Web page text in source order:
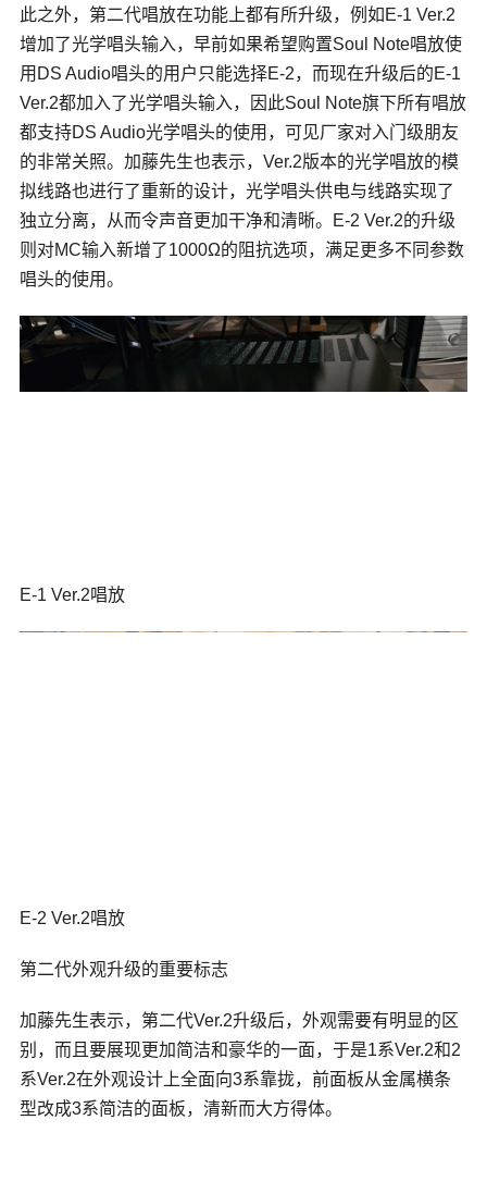
此之外，第二代唱放在功能上都有所升级，例如E-1 Ver.2
增加了光学唱头输入，早前如果希望购置Soul Note唱放使
用DS Audio唱头的用户只能选择E-2，而现在升级后的E-1
Ver.2都加入了光学唱头输入，因此Soul Note旗下所有唱放
都支持DS Audio光学唱头的使用，可见厂家对入门级朋友
的非常关照。加藤先生也表示，Ver.2版本的光学唱放的模
拟线路也进行了重新的设计，光学唱头供电与线路实现了
独立分离，从而令声音更加干净和清晰。E-2 Ver.2的升级
则对MC输入新增了1000Ω的阻抗选项，满足更多不同参数
唱头的使用。
E-1 Ver.2唱放
E-2 Ver.2唱放
第二代外观升级的重要标志
加藤先生表示，第二代Ver.2升级后，外观需要有明显的区
别，而且要展现更加简洁和豪华的一面，于是1系Ver.2和2
系Ver.2在外观设计上全面向3系靠拢，前面板从金属横条
型改成3系简洁的面板，清新而大方得体。